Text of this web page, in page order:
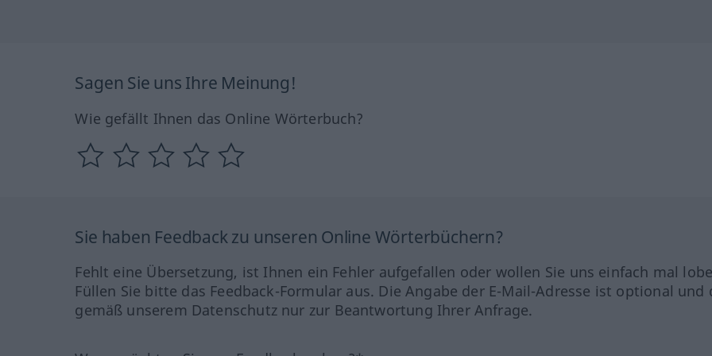
Sagen Sie uns Ihre Meinung!
Wie gefällt Ihnen das Online Wörterbuch?
Sie haben Feedback zu unseren Online Wörterbüchern?
Fehlt eine Übersetzung, ist Ihnen ein Fehler aufgefallen oder wollen Sie uns einfach mal
Füllen Sie bitte das Feedback-Formular aus. Die Angabe der E-Mail-Adresse ist optional und
gemäß unserem Datenschutz nur zur Beantwortung Ihrer Anfrage.